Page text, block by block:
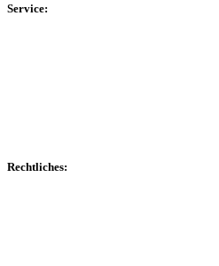
Service:
Rechtliches: